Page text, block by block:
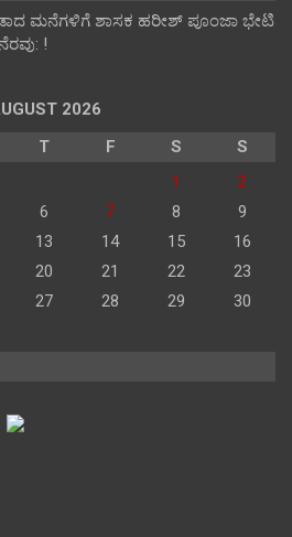
ಮನೆಗಳಿಗೆ ಶಾಸಕ ಹರೀಶ್ ಪೂಂಜಾ ಭೇಟಿ
!
2026
T F S S
1
2
6 7 8
9
13 14 15
16
20 21 22
23
27 28 29
30